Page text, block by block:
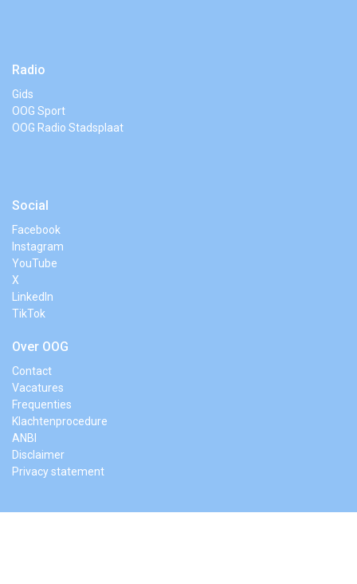
Radio
Gids
OOG Sport
OOG Radio Stadsplaat
Social
Facebook
Instagram
YouTube
X
LinkedIn
TikTok
Over OOG
Contact
Vacatures
Frequenties
Klachtenprocedure
ANBI
Disclaimer
Privacy statement